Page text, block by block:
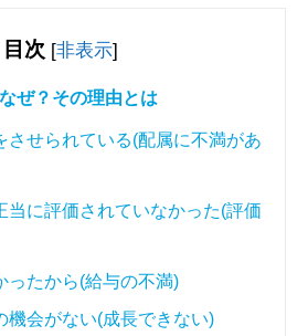
目次 [非表示]
ぜ？その理由とは
させられている(配属に不満があ
当に評価されていなかった(評価
ったから(給与の不満)
機会がない(成長できない)